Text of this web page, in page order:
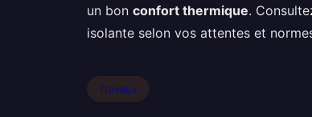
un bon confort thermique.
isolante selon vos attentes et
Travaux